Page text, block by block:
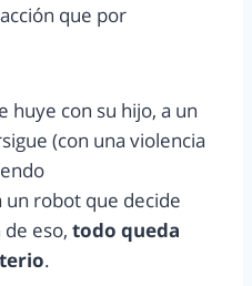
que por
huye con su hijo, a un
(con una violencia
robot que decide
eso, todo queda
.